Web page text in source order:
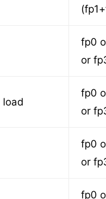
fp0
or
load
fp0
or
fp0
or
fp0